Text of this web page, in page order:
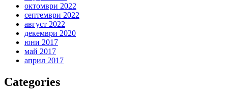
октомври 2022
септември 2022
август 2022
декември 2020
юни 2017
май 2017
април 2017
Categories